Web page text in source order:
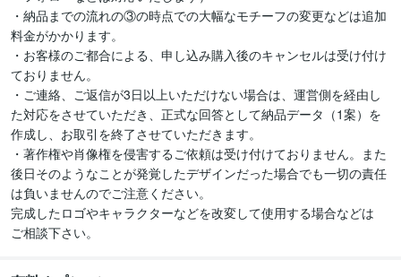
・納品までの流れの③の時点での大幅なモチーフの変更などは追加
料金がかかります。
・お客様のご都合による、申し込み購入後のキャンセルは受け付け
ておりません。
・ご連絡、ご返信が3日以上いただけない場合は、運営側を経由し
た対応をさせていただき、正式な回答として納品データ（1案）を
作成し、お取引を終了させていただきます。
・著作権や肖像権を侵害するご依頼は受け付けておりません。また
後日そのようなことが発覚したデザインだった場合でも一切の責任
は負いませんのでご注意ください。
完成したロゴやキャラクターなどを改変して使用する場合などは
ご相談下さい。